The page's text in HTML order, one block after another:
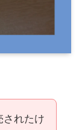
されたけ